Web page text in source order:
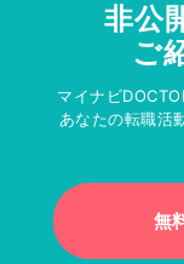
非公
ご
マイナビ
あなたの転職活
無